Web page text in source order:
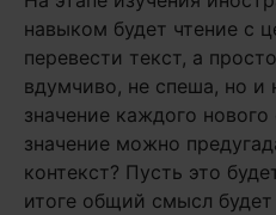
навыком будет чтение с
перевести текст, а
вдумчиво, не спеша, но и
значение каждого
значение можно
контекст? Пусть это
итоге общий смысл